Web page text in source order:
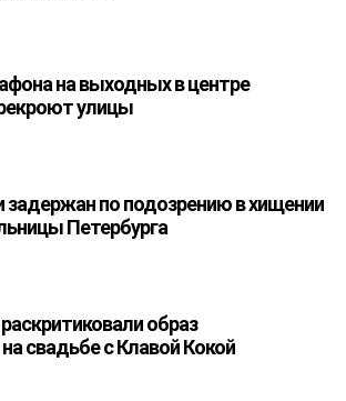
на выходных в центре
улицы
задержан по подозрению в хищении
Петербурга
образ
свадьбе с Клавой Кокой